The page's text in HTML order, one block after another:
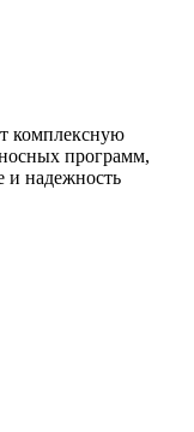
комплексную
программ,
и надежность